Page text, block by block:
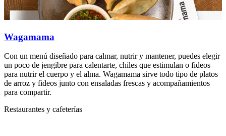
Wagamama
Con un menú diseñado para calmar, nutrir y mantener, puedes elegir
un poco de jengibre para calentarte, chiles que estimulan o fideos
para nutrir el cuerpo y el alma. Wagamama sirve todo tipo de platos
de arroz y fideos junto con ensaladas frescas y acompañamientos
para compartir.
Restaurantes y cafeterías